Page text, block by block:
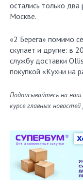
остались только
Москве.
«2 Берега» помимо
скупает и другие: в
службу доставки
покупкой «Кухни на
Подписывайтесь на наш
курсе главных